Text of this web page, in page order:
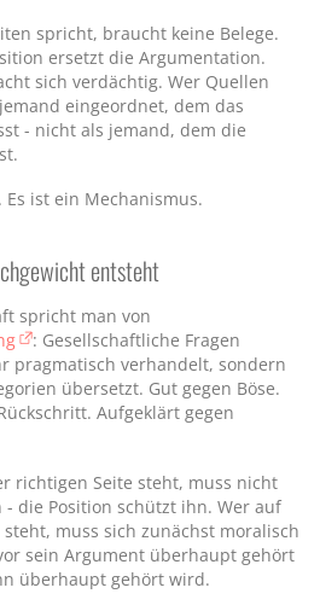
spricht, braucht keine Belege.
ersetzt die Argumentation.
sich verdächtig. Wer Quellen
eingeordnet, dem das
- nicht als jemand, dem die
Es ist ein Mechanismus.
entsteht
spricht man von
: Gesellschaftliche Fragen
pragmatisch verhandelt, sondern
übersetzt. Gut gegen Böse.
Aufgeklärt gegen
richtigen Seite steht, muss nicht
- die Position schützt ihn. Wer auf
muss sich zunächst moralisch
sein Argument überhaupt gehört
überhaupt gehört wird.